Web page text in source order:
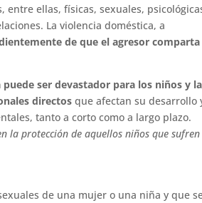
ellas, físicas, sexuales,
La violencia doméstica, a
de que el agresor comparta
ser devastador para los niños y
directos que afectan su desarrollo
tanto a corto como a largo plazo.
la protección de aquellos niños que sufren
de una mujer o una niña y que